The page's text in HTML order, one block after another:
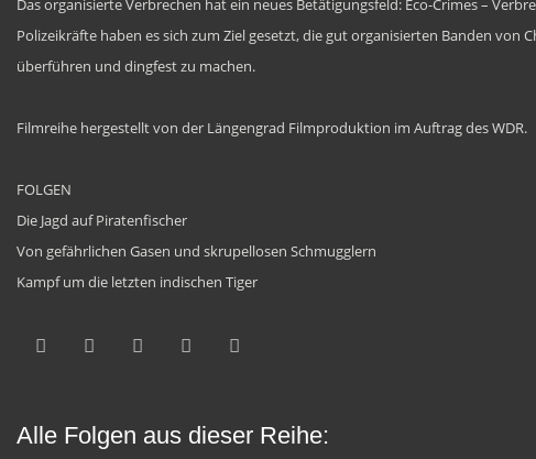
Das organisierte Verbrechen hat ein neues Betätigungsfeld: Eco-Crimes –
Polizeikräfte haben es sich zum Ziel gesetzt, die gut organisierten Banden von
überführen und dingfest zu machen.
Filmreihe hergestellt von der Längengrad Filmproduktion im Auftrag des WDR.
FOLGEN
Die Jagd auf Piratenfischer
Von gefährlichen Gasen und skrupellosen Schmugglern
Kampf um die letzten indischen Tiger
Alle Folgen aus dieser Reihe: